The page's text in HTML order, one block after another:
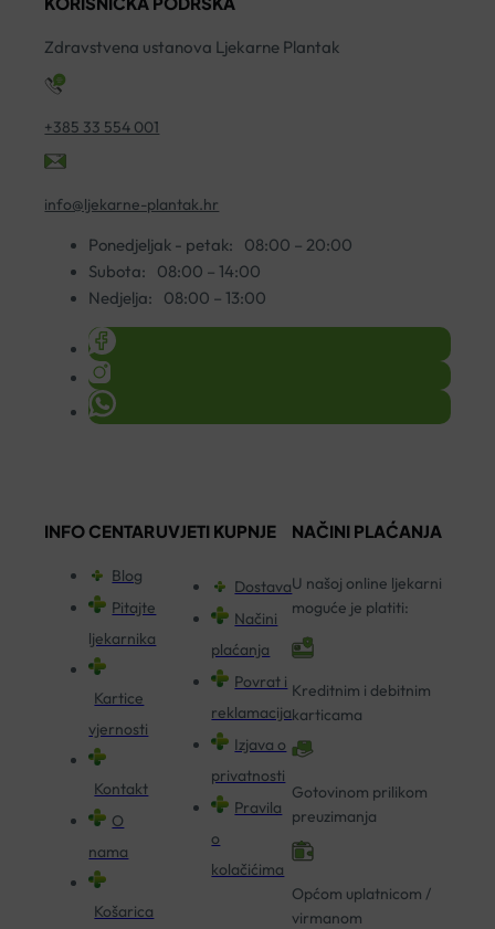
količina
Zdravstvena ustanova Ljekarne Plantak
+385 33 554 001
info@ljekarne-plantak.hr
Ponedjeljak - petak:
08:00 – 20:00
Subota:
08:00 – 14:00
Nedjelja:
08:00 – 13:00
INFO CENTAR
Blog
Pitajte
ljekarnika
Kartice
vjernosti
Kontakt
O
nama
Košarica
UVJETI KUPNJE
Dostava
Načini
plaćanja
Povrat i
reklamacija
Izjava o
privatnosti
Pravila
o
kolačićima
NAČINI PLAĆANJA
U našoj online ljekarni
moguće je platiti:
Kreditnim i debitnim
karticama
Gotovinom prilikom
preuzimanja
Općom uplatnicom /
virmanom